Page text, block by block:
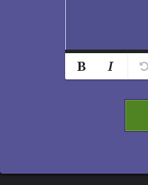
c
Normal
Titre 1
Titre 2
Ajouter
Retirer